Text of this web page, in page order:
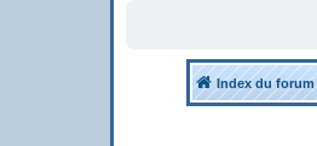
Index du forum